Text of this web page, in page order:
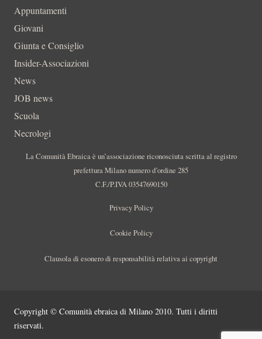
Appuntamenti
Giovani
Giunta e Consiglio
Insider-Associazioni
News
JOB news
Scuola
Necrologi
La Comunità Ebraica è un’associazione riconosciuta scritta al registro
prefettura Milano numero d’ordine 285
C.F./P.IVA 03547690150
Privacy Policy
Cookie Policy
Clausola di esonero di responsabilità relativa ai copyright
Copyright © Comunità ebraica di Milano 2010. Tutti i diritti
riservati.